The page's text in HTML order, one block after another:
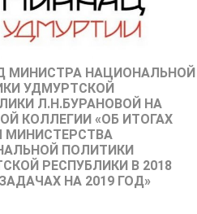
МИНИСТРА НАЦИОНАЛЬНОЙ
УДМУРТСКОЙ
Л.Н.БУРАНОВОЙ НА
КОЛЛЕГИИ «ОБ ИТОГАХ
МИНИСТЕРСТВА
ПОЛИТИКИ
РЕСПУБЛИКИ В 2018
НА 2019 ГОД»